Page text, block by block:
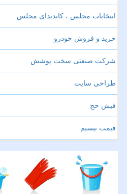
انتخابات مجلس ، کاندیدای مجلس
خرید و فروش خودرو
شرکت صنعتی سخت پوشش
طراحی سایت
فیش حج
قیمت بیسیم